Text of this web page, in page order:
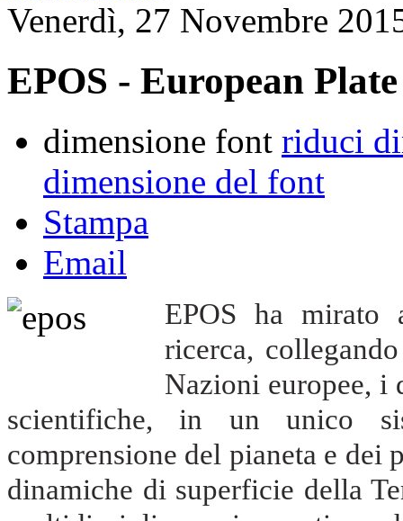
Venerdì, 27 Novembre
EPOS - European
dimensione font riduci
dimensione del font
Stampa
Email
EPOS ha mirato
ricerca,
Nazioni europee, i
scientifiche, in un unico
comprensione del pianeta e dei
dinamiche di superficie della